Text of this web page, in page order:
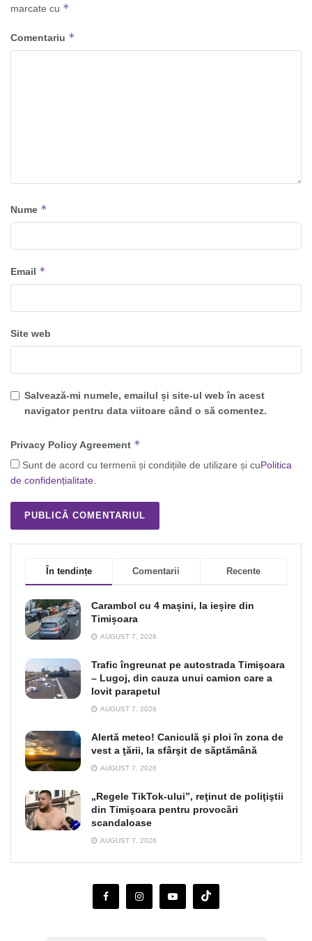
marcate cu *
Comentariu *
Nume *
Email *
Site web
Salvează-mi numele, emailul și site-ul web în acest
navigator pentru data viitoare când o să comentez.
Privacy Policy Agreement *
Sunt de acord cu termenii și condițiile de utilizare și cuPolitica
de confidențialitate.
În tendințe Comentarii Recente
Carambol cu 4 mașini, la ieșire din
Timișoara
AUGUST 7, 2026
Trafic îngreunat pe autostrada Timişoara
– Lugoj, din cauza unui camion care a
lovit parapetul
AUGUST 7, 2026
Alertă meteo! Caniculă şi ploi în zona de
vest a ţării, la sfârşit de săptămână
AUGUST 7, 2026
„Regele TikTok-ului”, reţinut de poliţiştii
din Timişoara pentru provocări
scandaloase
AUGUST 7, 2026